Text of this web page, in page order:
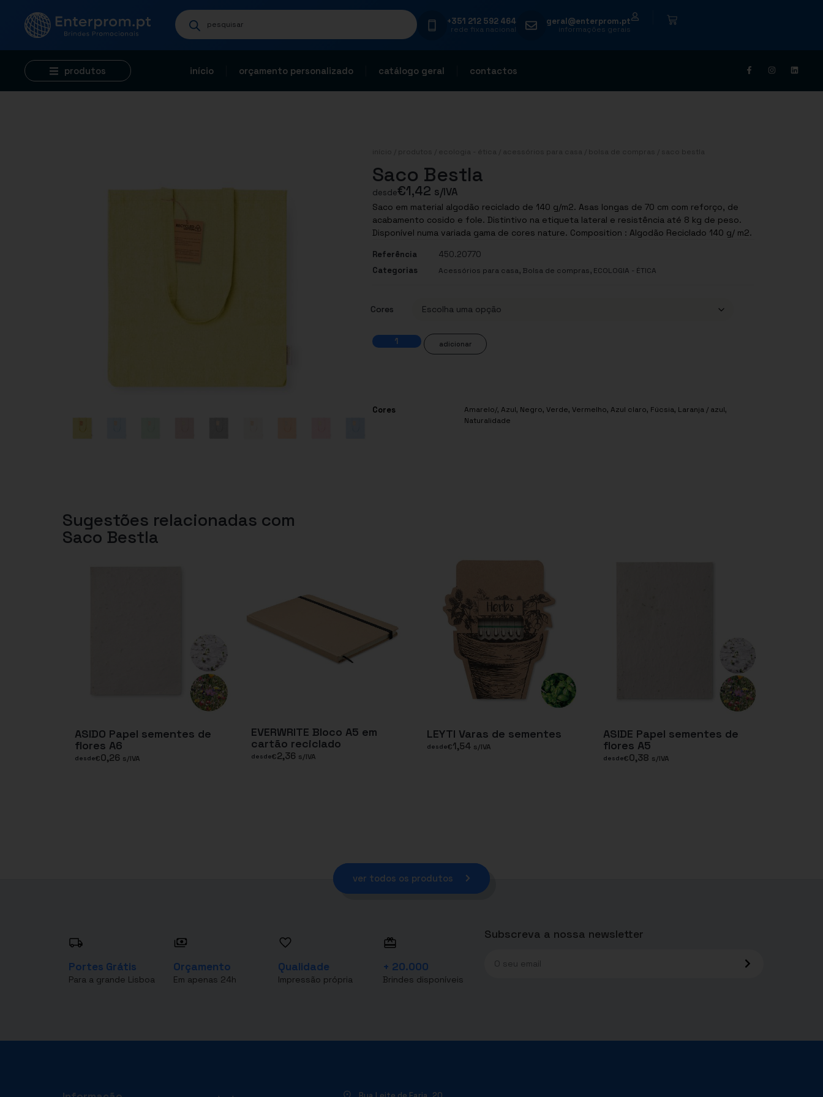
+351 212 592 464
rede fixa nacional
geral@enterprom.pt
informações gerais
produtos início orçamento personalizado catálogo geral contactos
início produtos ecologia - ética acessórios para casa bolsa de compras / saco bestla
Saco Bestla
desde€1,42 s/IVA
Saco em material algodão reciclado de 140 g/m2. Asas longas de 70 cm com reforço, de
acabamento cosido e fole. Distintivo na etiqueta lateral e resistência até 8 kg de peso.
Disponível numa variada gama de cores nature. Composition : Algodão Reciclado 140 g/ m2.
Referência
450.20770
Categorias
Acessórios para casa, Bolsa de compras, ECOLOGIA - ÉTICA
Cores
adicionar
Cores Amarelo/, Azul, Negro, Verde, Vermelho, Azul claro, Fúcsia, Laranja / azul,
Naturalidade
Sugestões relacionadas com
Saco Bestla
ASIDO Papel sementes de
flores A6
desde€0,26 s/IVA
EVERWRITE Bloco A5 em
cartão reciclado
desde€2,36 s/IVA
LEYTI Varas de sementes
desde€1,54 s/IVA
ASIDE Papel sementes de
flores A5
desde€0,38 s/IVA
ver todos os produtos
Portes Grátis
Para a grande Lisboa
Orçamento
Em apenas 24h
Qualidade
Impressão própria
+ 20.000
Brindes disponíveis
Subscreva a nossa newsletter